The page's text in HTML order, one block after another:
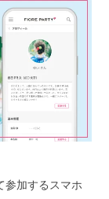
参加するスマホ